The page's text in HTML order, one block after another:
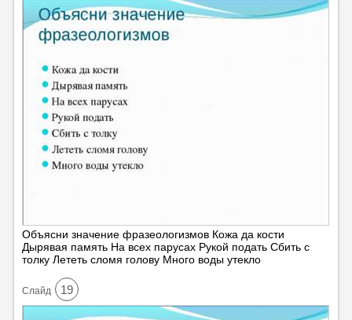
Объясни значение фразеологизмов Кожа да кости
Дырявая память На всех парусах Рукой подать Сбить с
толку Лететь сломя голову Много воды утекло
Cлайд 19